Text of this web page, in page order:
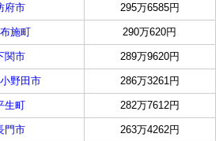
府市 295万6585円
施町 290万620円
関市 289万9620円
野田市 286万3261円
生町 282万7612円
門市 263万4262円